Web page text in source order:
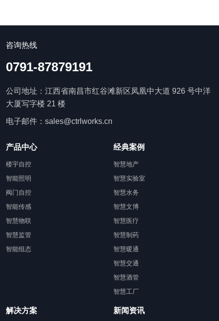
咨询热线
0791-87879191
公司地址：江西省南昌市红谷滩新区凤凰中大道 926 号中洋
大厦写字楼 21 楼
电子邮件：sales@ctrlworks.cn
产品中心
楼宇自控
智能照明
阀门自控
智能传感
智慧物联
智慧监管
智能组态
经典案例
智慧地产
智慧实验室
智慧水务
智慧文博
智慧医疗
智慧制药
智慧暖通
智慧交通
智慧酒管
智慧工厂
解决方案 新闻资讯